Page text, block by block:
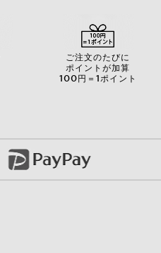
ご注文のたびに
ポイントが加算
100円＝1ポイント